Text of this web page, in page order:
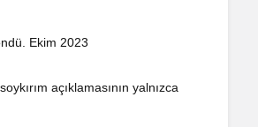
Ekim 2023
açıklamasının yalnızca